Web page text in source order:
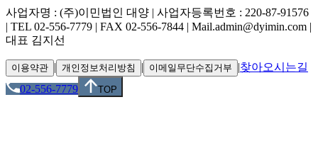
사업자명 : (주)이민법인 대양 | 사업자등록번호 : 220-87-91576
| TEL 02-556-7779 | FAX 02-556-7844 | Mail.admin@dyimin.com |
대표 김지선
이용약관 | 개인정보처리방침 | 이메일무단수집거부 |찾아오시는길
02-556-7779
TOP